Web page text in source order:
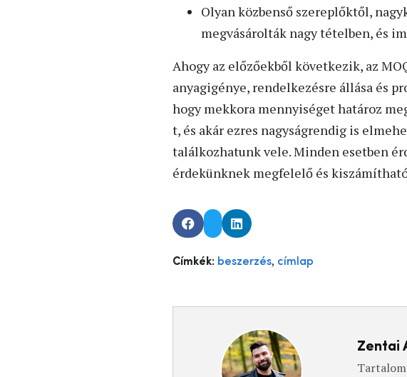
Olyan közbenső szereplőktől,
megvásárolták nagy tételben, és
Ahogy az előzőekből következik, az
anyagigénye, rendelkezésre állása és
hogy mekkora mennyiséget határoz
t, és akár ezres nagyságrendig is
találkozhatunk vele. Minden esetben
érdekünknek megfelelő és
Címkék: beszerzés, címlap
Zentai